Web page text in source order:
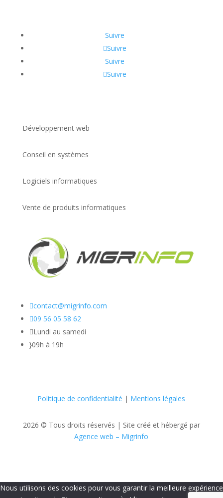
Suivre
Suivre
Suivre
Suivre
Développement web
Conseil en systèmes
Logiciels informatiques
Vente de produits informatiques
contact@migrinfo.com
09 56 05 58 62
Lundi au samedi
}09h à 19h
Politique de confidentialité | Mentions légales
2026 © Tous droits réservés | Site créé et hébergé par
Agence web – Migrinfo
Nous utilisons des cookies pour vous garantir la meilleure expérience